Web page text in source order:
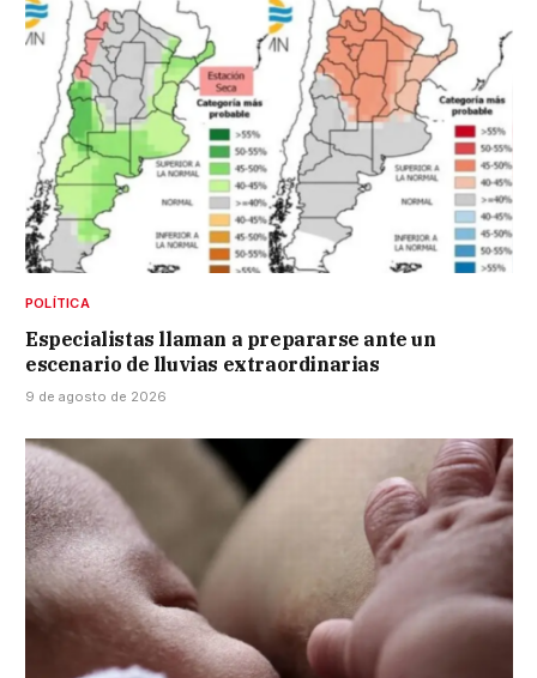
POLÍTICA
Especialistas llaman a prepararse ante un
escenario de lluvias extraordinarias
9 de agosto de 2026